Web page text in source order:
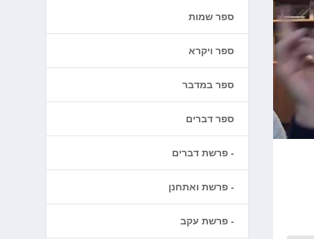
ספר שמות
ספר ויקרא
ספר במדבר
ספר דברים
פרשת דברים
פרשת ואתחנן
פרשת עקב